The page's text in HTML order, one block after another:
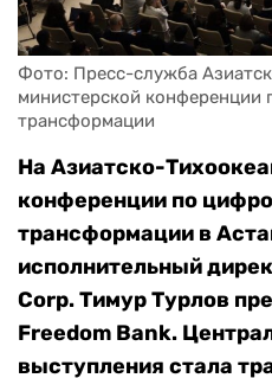
Фото: Пресс-служба
министерской
трансформации
На Азиатско-
конференции по
трансформации в
исполнительный
Corp. Тимур Турлов
Freedom Bank.
выступления стала